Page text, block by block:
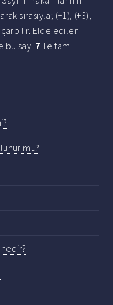
sırasıyla; (+1), (+3),
çarpılır. Elde edilen
bu sayı 7 ile tam
mu?